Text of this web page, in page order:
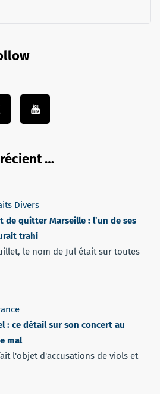
…
Divers
de quitter Marseille : l’un de ses
trahi
le nom de Jul était sur toutes
: ce détail sur son concert au
mal
l'objet d'accusations de viols et